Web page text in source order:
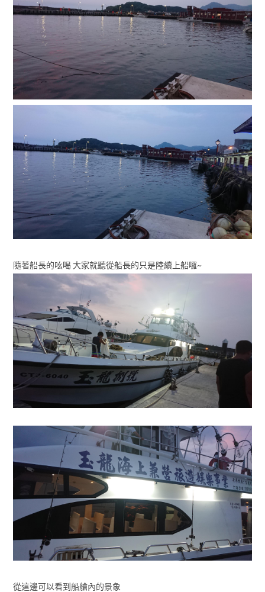
隨著船長的吆喝 大家就聽從船長的只是陸續上船囉~
從這邊可以看到船艙內的景象